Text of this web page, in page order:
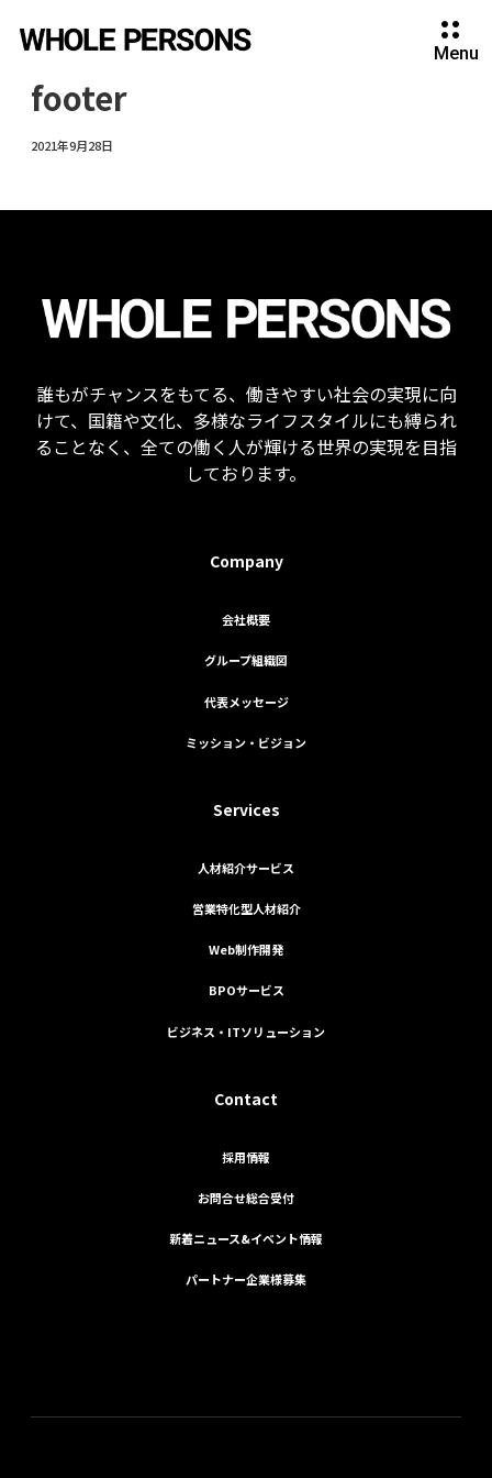
Menu
footer
2021年9月28日
誰もがチャンスをもてる、働きやすい社会の実現に向
けて、国籍や文化、多様なライフスタイルにも縛られ
ることなく、全ての働く人が輝ける世界の実現を目指
しております。
Company
会社概要
グループ組織図
代表メッセージ
ミッション・ビジョン
Services
人材紹介サービス
営業特化型人材紹介
Web制作開発
BPOサービス
ビジネス・ITソリューション
Contact
採用情報
お問合せ総合受付
新着ニュース&イベント情報
パートナー企業様募集